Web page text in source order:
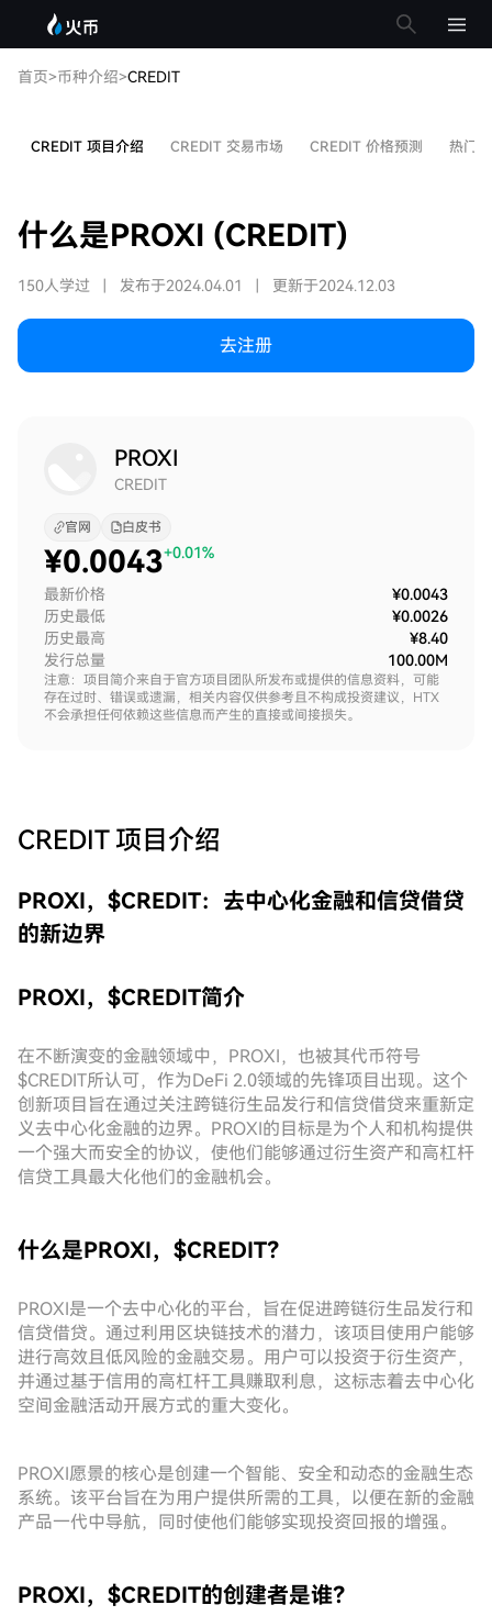
首页>币种介绍>CREDIT
CREDIT 项目介绍 CREDIT 交易市场 CREDIT 价格预测 热门
什么是PROXI (CREDIT)
150人学过 发布于2024.04.01 更新于2024.12.03
去注册
PROXI
CREDIT
官网 白皮书
¥0.0043+0.01%
最新价格
¥0.0043
历史最低
¥0.0026
历史最高
¥8.40
发行总量
100.00M
注意：项目简介来自于官方项目团队所发布或提供的信息资料，可能
存在过时、错误或遗漏，相关内容仅供参考且不构成投资建议，HTX
不会承担任何依赖这些信息而产生的直接或间接损失。
CREDIT 项目介绍
PROXI，$CREDIT：去中心化金融和信贷借贷
的新边界
PROXI，$CREDIT简介
在不断演变的金融领域中，PROXI，也被其代币符号
$CREDIT所认可，作为DeFi 2.0领域的先锋项目出现。这个
创新项目旨在通过关注跨链衍生品发行和信贷借贷来重新定
义去中心化金融的边界。PROXI的目标是为个人和机构提供
一个强大而安全的协议，使他们能够通过衍生资产和高杠杆
信贷工具最大化他们的金融机会。
什么是PROXI，$CREDIT？
PROXI是一个去中心化的平台，旨在促进跨链衍生品发行和
信贷借贷。通过利用区块链技术的潜力，该项目使用户能够
进行高效且低风险的金融交易。用户可以投资于衍生资产，
并通过基于信用的高杠杆工具赚取利息，这标志着去中心化
空间金融活动开展方式的重大变化。
PROXI愿景的核心是创建一个智能、安全和动态的金融生态
系统。该平台旨在为用户提供所需的工具，以便在新的金融
产品一代中导航，同时使他们能够实现投资回报的增强。
PROXI，$CREDIT的创建者是谁？